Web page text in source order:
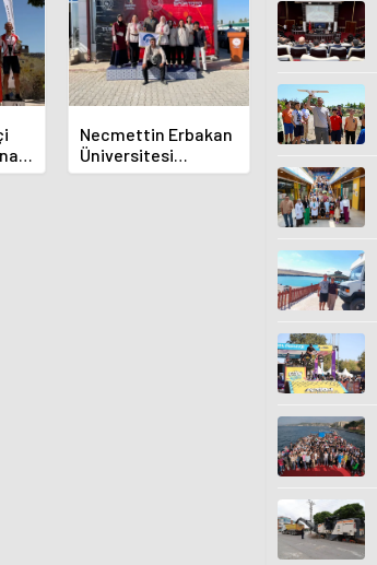
Necmettin Erbakan
Üniversitesi
Geleneksel